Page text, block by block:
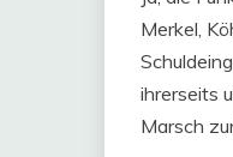
Merkel,
ihrerseits
Marsch